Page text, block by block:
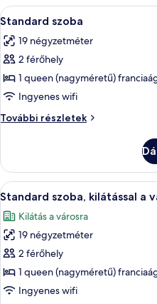
A
következő
szoba
összes
képének
megtekintése:
Standard
szoba
5
Standard szoba
19 négyzetméter
2 férőhely
1 queen (nagyméretű)
Ingyenes wifi
További részletek
Standard
A
következő
szoba
összes
képének
megtekintése:
Standard
5
Standard szoba, kilátással a
Kilátás a városra
19 négyzetméter
2 férőhely
1 queen (nagyméretű)
Ingyenes wifi